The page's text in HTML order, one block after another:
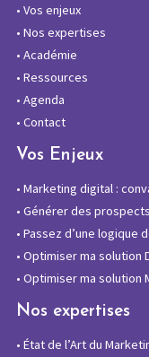
• Vos enjeux
• Nos expertises
• Académie
• Ressources
• Agenda
• Contact
Vos Enjeux
• Marketing digital :
• Générer des
• Passez d’une logique
• Optimiser ma solution
• Optimiser ma solution
Nos expertises
• État de l’Art du